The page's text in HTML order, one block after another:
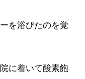
を浴びたのを覚
に着いて酸素飽